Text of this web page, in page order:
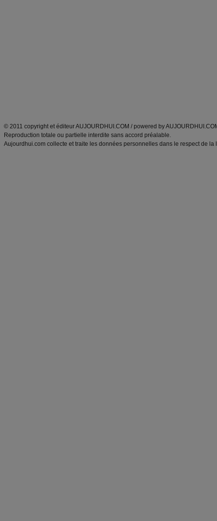
© 2011 copyright et éditeur AUJOURDHUI.COM / powered by
Reproduction totale ou partielle interdite sans accord préalable.
Aujourdhui.com collecte et traite les données personnelles dans le respect de